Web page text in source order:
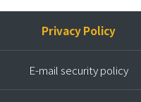
Privacy Policy
E-mail security policy